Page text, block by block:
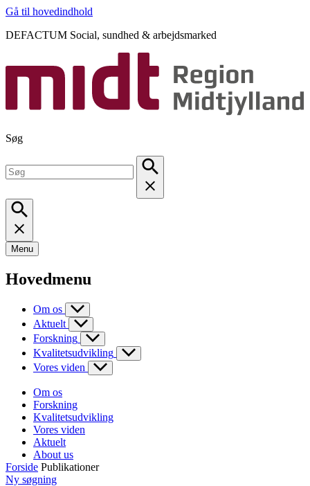
Gå til hovedindhold
DEFACTUM Social, sundhed & arbejdsmarked
Søg
Menu
Hovedmenu
Om os
Aktuelt
Forskning
Kvalitetsudvikling
Vores viden
Om os
Forskning
Kvalitetsudvikling
Vores viden
Aktuelt
About us
Forside Publikationer
Ny søgning